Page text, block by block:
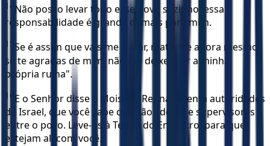
14 Não posso levar todo esse povo sozinho; essa
responsabilidade é grande demais para mim.
15 Se é assim que vais me tratar, mata-me agora mesmo;
se te agradas de mim, não me deixes ver a minha
própria ruína".
16 E o Senhor disse a Moisés: "Reúna setenta autoridades
de Israel, que você sabe que são líderes e supervisores
entre o povo. Leve-os à Tenda do Encontro, para que
estejam ali com você.